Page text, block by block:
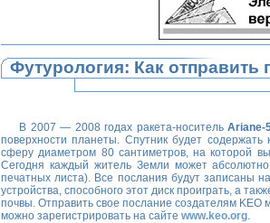
Футурология: Как
В 2007 — 2008 годах ракета-носительAriane-
поверхности планеты. Спутник будет
сферу диаметром 80 сантиметров, на которой
Сегодня каждый житель Земли может
печатных листа). Все послания будут записаны
устройства, способного этот диск проиграть, а
почвы. Отправить свое послание создателям KEO
можно зарегистрировать на сайте www.keo.org.